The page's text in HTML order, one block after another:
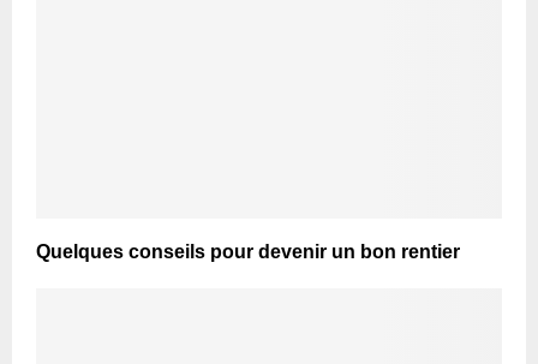
Quelques conseils pour devenir un bon rentier